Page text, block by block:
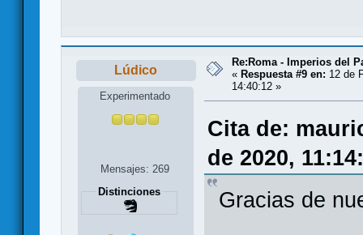
Lúdico
Experimentado
Mensajes: 269
Distinciones
Re:Roma - Imperios del
« Respuesta #9 en: 12 de
14:40:12 »
Cita de:
de 2020,
Gracias de